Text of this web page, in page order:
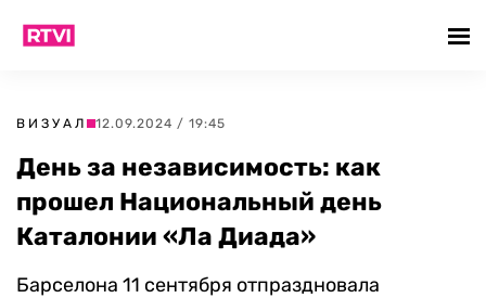
ВИЗУАЛ 12.09.2024 / 19:45
День за независимость: как
прошел Национальный день
Каталонии «Ла Диада»
Барселона 11 сентября отпраздновала